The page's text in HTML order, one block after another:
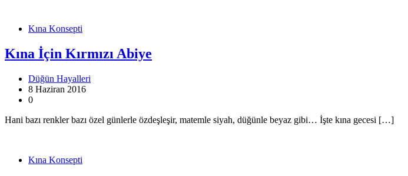
Kına Konsepti
Kına İçin Kırmızı Abiye
Düğün Hayalleri
8 Haziran 2016
0
Hani bazı renkler bazı özel günlerle özdeşleşir, matemle siyah, düğünle beyaz gibi… İşte kına gecesi […]
Kına Konsepti